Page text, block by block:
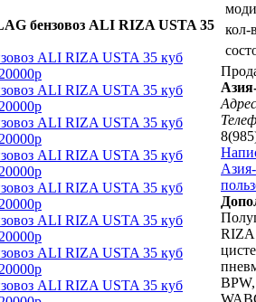
бензовоз ALI RIZA USTA 35
ALI RIZA USTA 35 куб
ALI RIZA USTA 35 куб
ALI RIZA USTA 35 куб
ALI RIZA USTA 35 куб
ALI RIZA USTA 35 куб
ALI RIZA USTA 35 куб
ALI RIZA USTA 35 куб
ALI RIZA USTA 35 куб
кол-